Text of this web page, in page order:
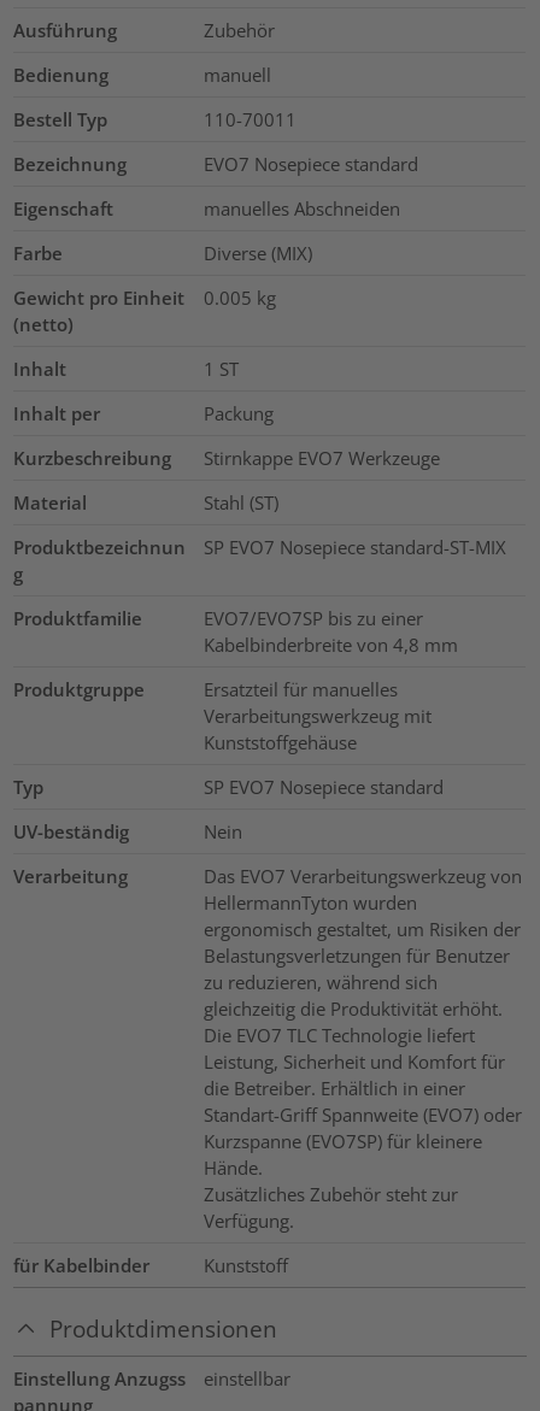
Ausführung
Zubehör
Bedienung
manuell
Bestell Typ
110-70011
Bezeichnung
EVO7 Nosepiece standard
Eigenschaft
manuelles Abschneiden
Farbe
Diverse (MIX)
Gewicht pro Einheit
(netto)
0.005 kg
Inhalt 1 ST
Inhalt per
Packung
Kurzbeschreibung
Stirnkappe EVO7 Werkzeuge
Material
Stahl (ST)
Produktbezeichnun
g
SP EVO7 Nosepiece standard-ST-MIX
Produktfamilie
EVO7/EVO7SP bis zu einer
Kabelbinderbreite von 4,8 mm
Produktgruppe
Ersatzteil für manuelles
Verarbeitungswerkzeug mit
Kunststoffgehäuse
Typ
SP EVO7 Nosepiece standard
UV-beständig
Nein
Verarbeitung
Das EVO7 Verarbeitungswerkzeug von
HellermannTyton wurden
ergonomisch gestaltet, um Risiken der
Belastungsverletzungen für Benutzer
zu reduzieren, während sich
gleichzeitig die Produktivität erhöht.
Die EVO7 TLC Technologie liefert
Leistung, Sicherheit und Komfort für
die Betreiber. Erhältlich in einer
Standart-Griff Spannweite (EVO7) oder
Kurzspanne (EVO7SP) für kleinere
Hände.
Zusätzliches Zubehör steht zur
Verfügung.
für Kabelbinder
Kunststoff
Produktdimensionen
Einstellung Anzugss
pannung
einstellbar